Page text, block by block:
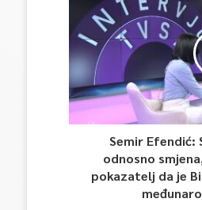
Semir Efendić:
odnosno
pokazatelj da je